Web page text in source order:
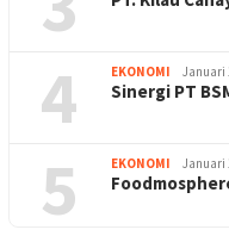
4 EKONOMI Januari
Sinergi PT
5 EKONOMI Januari